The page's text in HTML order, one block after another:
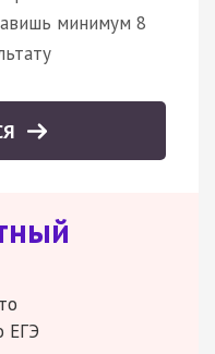
минимум 8
ЕГЭ